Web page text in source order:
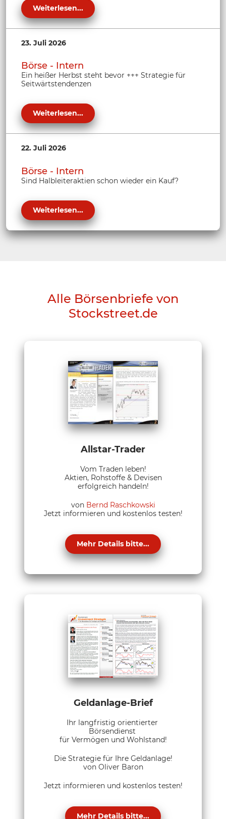
Weiterlesen...
23. Juli 2026
Börse - Intern
Ein heißer Herbst steht bevor +++ Strategie für
Seitwärtstendenzen
Weiterlesen...
22. Juli 2026
Börse - Intern
Sind Halbleiteraktien schon wieder ein Kauf?
Weiterlesen...
Alle Börsenbriefe von
Stockstreet.de
Allstar-Trader
Vom Traden leben!
Aktien, Rohstoffe & Devisen
erfolgreich handeln!
von Bernd Raschkowski
Jetzt informieren und kostenlos testen!
Mehr Details bitte...
Geldanlage-Brief
Ihr langfristig orientierter
Börsendienst
für Vermögen und Wohlstand!
Die Strategie für Ihre Geldanlage!
von Oliver Baron
Jetzt informieren und kostenlos testen!
Mehr Details bitte...